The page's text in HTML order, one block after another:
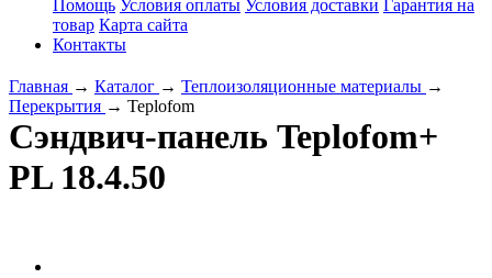
Помощь Условия оплаты Условия доставки Гарантия на
товар Карта сайта
Контакты
Главная → Каталог → Теплоизоляционные материалы →
Перекрытия → Teplofom
Сэндвич-панель Teplofom+
PL 18.4.50